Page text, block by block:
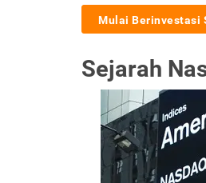
Mulai Berinvestasi
Sejarah